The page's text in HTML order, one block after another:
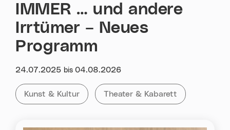
IMMER … und andere
Irrtümer – Neues
Programm
Datum:
24.07.2025 bis 04.08.2026
Kategorie:
Alle Veranstaltungen der Kategorie
Kunst & Kultur Tag:Alle Veranstaltungen mit dem
Theater & Kabarett